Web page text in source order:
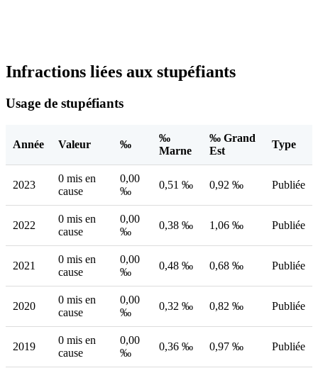
Infractions liées aux stupéfiants
Usage de stupéfiants
Année Valeur ‰
‰
Marne
‰ Grand
Est
Type
2023
0 mis en
cause
0,00
‰
0,51 ‰ 0,92 ‰ Publiée
2022
0 mis en
cause
0,00
‰
0,38 ‰ 1,06 ‰ Publiée
2021
0 mis en
cause
0,00
‰
0,48 ‰ 0,68 ‰ Publiée
2020
0 mis en
cause
0,00
‰
0,32 ‰ 0,82 ‰ Publiée
2019
0 mis en
cause
0,00
‰
0,36 ‰ 0,97 ‰ Publiée